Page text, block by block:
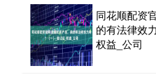
同花顺配资
的有法律效
权益_公司